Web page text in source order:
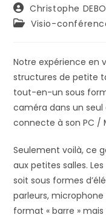
Auteur/autrice
de
la
Christophe
PostVisio-
Notre expérience en
structures de petite
tout-en-un sous
caméra dans un
connecte à son PC /
Seulement voilà, ce
aux petites salles.
soit sous formes
parleurs,
format « barre »